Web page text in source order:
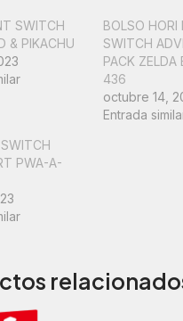
SWITCH
& PIKACHU
BOLSO HORI
SWITCH
PACK ZELDA
436
octubre 14,
Entrada
PWA-A-